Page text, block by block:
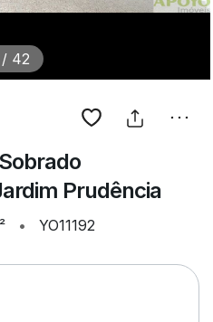
/ 42
Prudência
• YO11192